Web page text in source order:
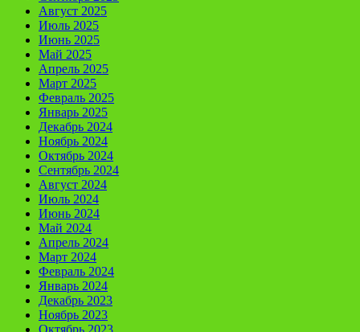
Август 2025
Июль 2025
Июнь 2025
Май 2025
Апрель 2025
Март 2025
Февраль 2025
Январь 2025
Декабрь 2024
Ноябрь 2024
Октябрь 2024
Сентябрь 2024
Август 2024
Июль 2024
Июнь 2024
Май 2024
Апрель 2024
Март 2024
Февраль 2024
Январь 2024
Декабрь 2023
Ноябрь 2023